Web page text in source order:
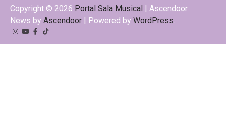
Copyright © 2026 Portal Sala Musical
| Ascendoor
News by Ascendoor | Powered by WordPress.
Instagram
YouTube
Facebook
Tiktok